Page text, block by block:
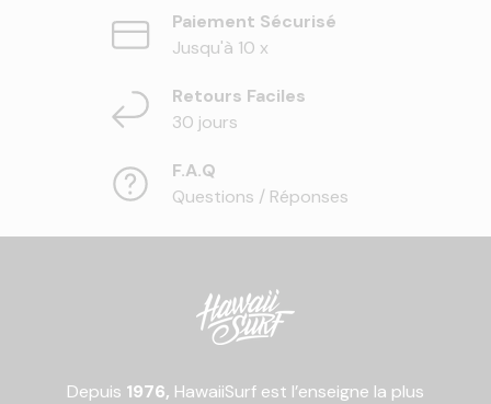
Paiement Sécurisé
Jusqu'à 10 x
Retours Faciles
30 jours
F.A.Q
Questions / Réponses
Depuis 1976, HawaiiSurf est l’enseigne la plus